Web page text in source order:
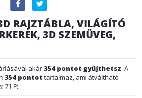
RAJZTÁBLA, VILÁGÍTÓ
3D SZEMÜVEG,
akár 354 pontot gyűjthetsz. A
354 pontot tartalmaz, ami átváltható
71 Ft.